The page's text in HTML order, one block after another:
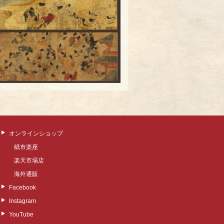
オンラインショップ
紙市楽座
楽天市場店
海外通販
Facebook
Instagram
YouTube